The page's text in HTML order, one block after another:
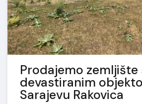
Prodajemo zemljište
devastiranim
Sarajevu Rakovica